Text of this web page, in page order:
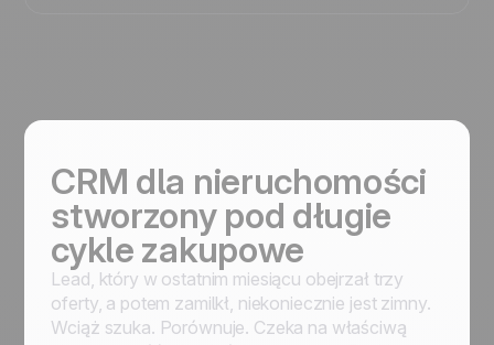
CRM dla nieruchomości
stworzony pod długie
cykle zakupowe
Lead, który w ostatnim miesiącu obejrzał trzy
oferty, a potem zamilkł, niekoniecznie jest zimny.
Wciąż szuka. Porównuje. Czeka na właściwą